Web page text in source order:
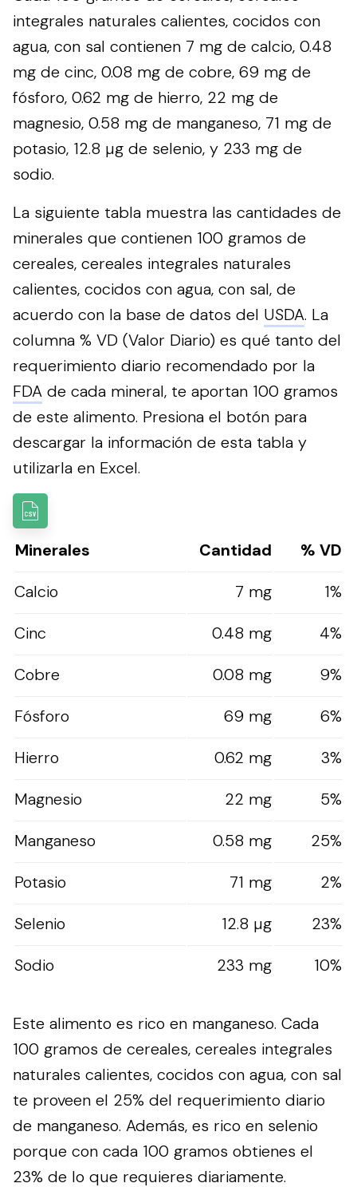
integrales naturales calientes, cocidos con
agua, con sal contienen 7 mg de calcio, 0.48
mg de cinc, 0.08 mg de cobre, 69 mg de
fósforo, 0.62 mg de hierro, 22 mg de
magnesio, 0.58 mg de manganeso, 71 mg de
potasio, 12.8 µg de selenio, y 233 mg de
sodio.
La siguiente tabla muestra las cantidades de
minerales que contienen 100 gramos de
cereales, cereales integrales naturales
calientes, cocidos con agua, con sal, de
acuerdo con la base de datos del USDA. La
columna % VD (Valor Diario) es qué tanto del
requerimiento diario recomendado por la
FDA de cada mineral, te aportan 100 gramos
de este alimento. Presiona el botón para
descargar la información de esta tabla y
utilizarla en Excel.
Minerales Cantidad
% VD
Calcio
7 mg
1%
Cinc
0.48 mg
4%
Cobre
0.08 mg
9%
Fósforo
69 mg
6%
Hierro
0.62 mg
3%
Magnesio
22 mg
5%
Manganeso
0.58 mg
25%
Potasio
71 mg
2%
Selenio
12.8 µg
23%
Sodio
233 mg 10%
Este alimento es rico en manganeso. Cada
100 gramos de cereales, cereales integrales
naturales calientes, cocidos con agua, con sal
te proveen el 25% del requerimiento diario
de manganeso. Además, es rico en selenio
porque con cada 100 gramos obtienes el
23% de lo que requieres diariamente.